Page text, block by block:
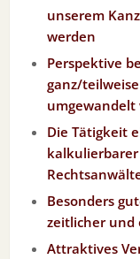
unserem
werden
Perspektive
ganz/
umgewandelt
Die Tätigkeit
Besonders
zeitlicher und
Attraktives